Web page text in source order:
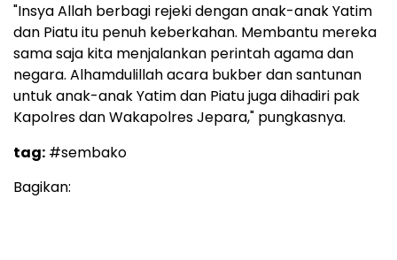
"Insya Allah berbagi rejeki dengan anak-anak Yatim
dan Piatu itu penuh keberkahan. Membantu mereka
sama saja kita menjalankan perintah agama dan
negara. Alhamdulillah acara bukber dan santunan
untuk anak-anak Yatim dan Piatu juga dihadiri pak
Kapolres dan Wakapolres Jepara," pungkasnya.
tag: #sembako
Bagikan: